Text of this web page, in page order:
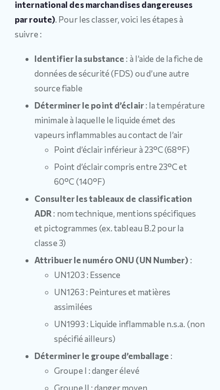
international des marchandises dangereuses
par route). Pour les classer, voici les étapes à
suivre :
Identifier la substance : à l’aide de la fiche de
données de sécurité (FDS) ou d’une autre
source fiable
Déterminer le point d’éclair: la température
minimale à laquelle le liquide émet des
vapeurs inflammables au contact de l’air
Point d’éclair inférieur à 23°C (68°F)
Point d’éclair compris entre 23°C et
60°C (140°F)
Consulter les tableaux de classification
ADR : nom technique, mentions spécifiques
et pictogrammes (ex. tableau B.2 pour la
classe 3)
Attribuer le numéro ONU (UN Number) :
UN1203 : Essence
UN1263 : Peintures et matières
assimilées
UN1993 : Liquide inflammable n.s.a. (non
spécifié ailleurs)
Déterminer le groupe d’emballage :
Groupe I : danger élevé
Groupe II : danger moyen